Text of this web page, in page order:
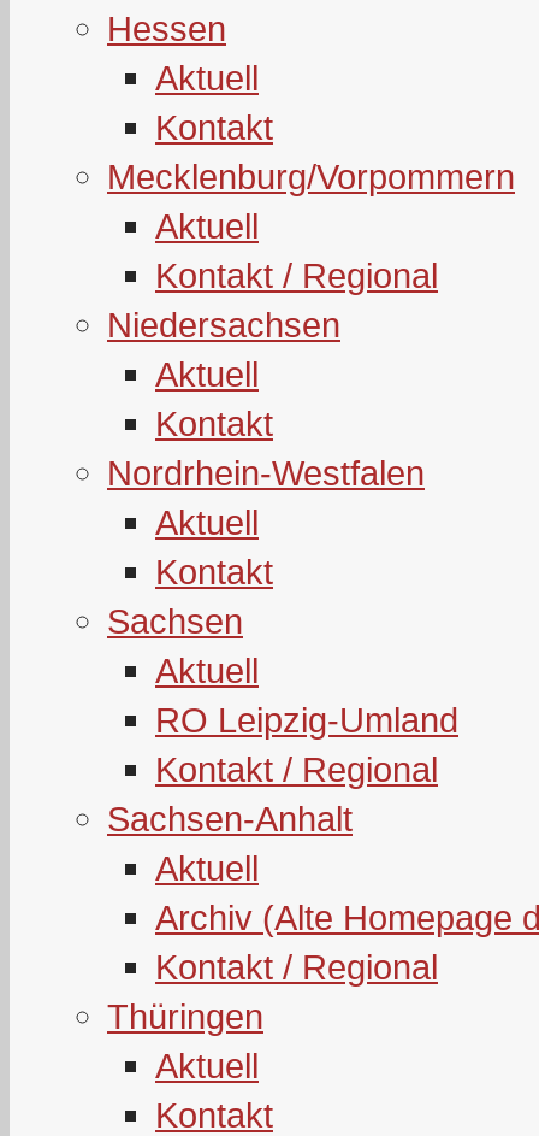
Hessen
Aktuell
Kontakt
Mecklenburg/Vorpommern
Aktuell
Kontakt / Regional
Niedersachsen
Aktuell
Kontakt
Nordrhein-Westfalen
Aktuell
Kontakt
Sachsen
Aktuell
RO Leipzig-Umland
Kontakt / Regional
Sachsen-Anhalt
Aktuell
Archiv (Alte Homepage
Kontakt / Regional
Thüringen
Aktuell
Kontakt